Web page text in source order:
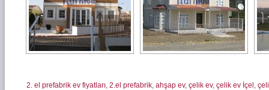
2. el prefabrik ev fiyatları, 2.el prefabrik, ahşap ev, çelik ev, çelik ev İçel ,